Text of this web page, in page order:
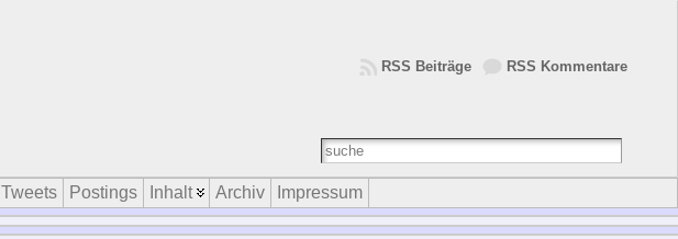
RSS Kommentare
RSS Beiträge
Tweets Postings Inhalt Archiv Impressum